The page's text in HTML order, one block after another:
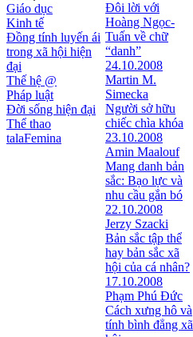
Giáo dục
Kinh tế
Đồng tính luyến ái
trong xã hội hiện
đại
Thế hệ @
Pháp luật
Đời sống hiện đại
Thể thao
talaFemina
Đôi lời với
Hoàng Ngọc-
Tuấn về chữ
“danh”
24.10.2008
Martin M.
Simecka
Người sở hữu
chiếc chìa khóa
23.10.2008
Amin Maalouf
Mang danh bản
sắc: Bạo lực và
nhu cầu gắn bó
22.10.2008
Jerzy Szacki
Bản sắc tập thể
hay bản sắc xã
hội của cá nhân?
17.10.2008
Phạm Phú Đức
Cách xưng hô và
tính bình đẳng xã